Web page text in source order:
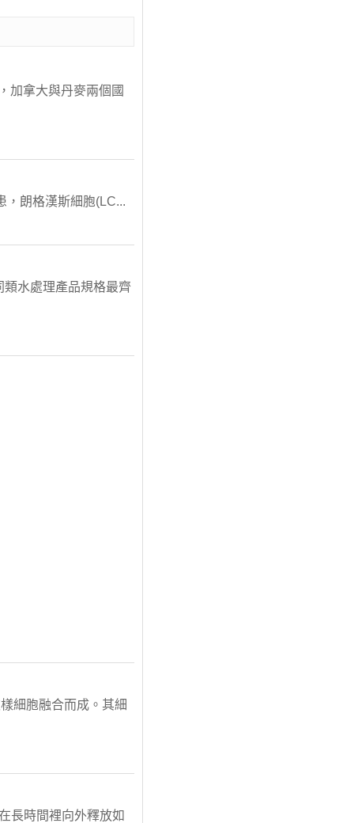
加拿大與丹麥兩個國
，朗格漢斯細胞(LC...
類水處理產品規格最齊
細胞融合而成。其細
長時間裡向外釋放如